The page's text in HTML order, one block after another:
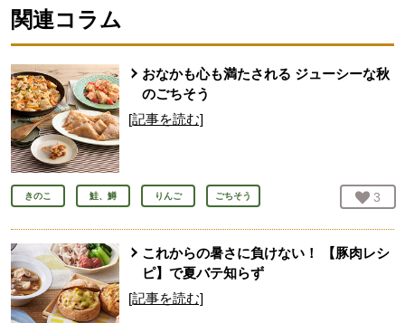
関連コラム
おなかも心も満たされる ジューシーな秋
のごちそう
[記事を読む]
きのこ 鮭、鱒 りんご ごちそう お気
3
これからの暑さに負けない！ 【豚肉レシ
ピ】で夏バテ知らず
[記事を読む]